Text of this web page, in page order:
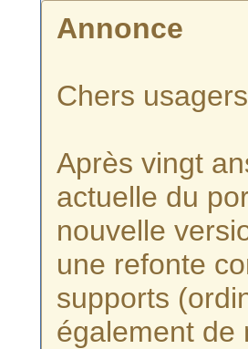
Annonce
Chers
Après vingt
actuelle du
nouvelle
une refonte
supports
également de